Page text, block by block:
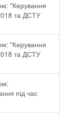
"Керування
та ДСТУ
"Керування
та ДСТУ
під час